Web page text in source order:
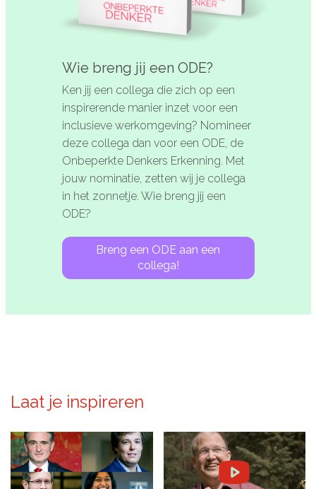
Updates & nieuws
Privacy Statement
Cookiebeleid (EU)
Wie breng jij een ODE?
Ken jij een collega die zich op een
inspirerende manier inzet voor een
inclusieve werkomgeving? Nomineer
deze collega dan voor een ODE, de
Onbeperkte Denkers Erkenning. Met
jouw nominatie, zetten wij je collega
in het zonnetje. Wie breng jij een
ODE?
Breng een ODE aan een
collega!
Laat je inspireren